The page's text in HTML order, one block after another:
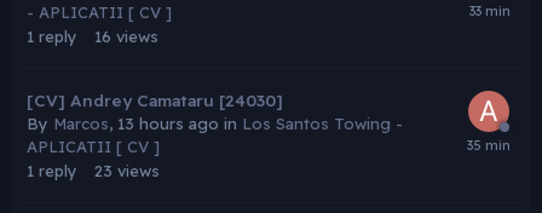
- APLICATII [ CV ]
1 reply 16 views
[CV] Andrey Camataru [24030]
By Marcos, 13 hours ago in Los Santos Towing -
APLICATII [ CV ]
1 reply 23 views